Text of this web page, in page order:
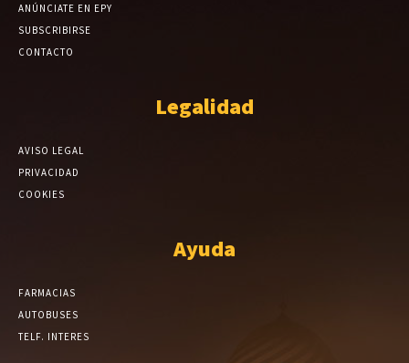
ANÚNCIATE EN EPY
SUBSCRIBIRSE
CONTACTO
Legalidad
AVISO LEGAL
PRIVACIDAD
COOKIES
Ayuda
FARMACIAS
AUTOBUSES
TELF. INTERES